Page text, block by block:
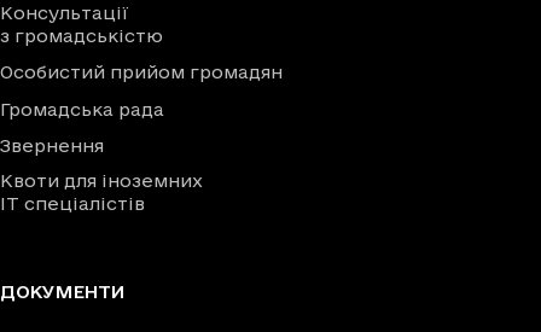
Консультації
з громадськістю
Особистий прийом громадян
Громадська рада
Звернення
Квоти для іноземних
IT спеціалістів
ДОКУМЕНТИ